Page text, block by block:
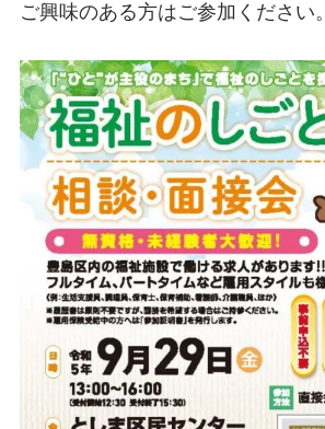
ご興味のある方はご参加ください。